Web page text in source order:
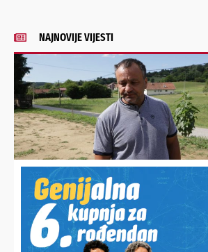
NAJNOVIJE VIJESTI
MILAN SE BORI DA PODIGNE MALIŠANE
Oca desetero djece nedaće natjerale da
poljoprivrede, ne traži pomoć nego
svoju veliku obitelj